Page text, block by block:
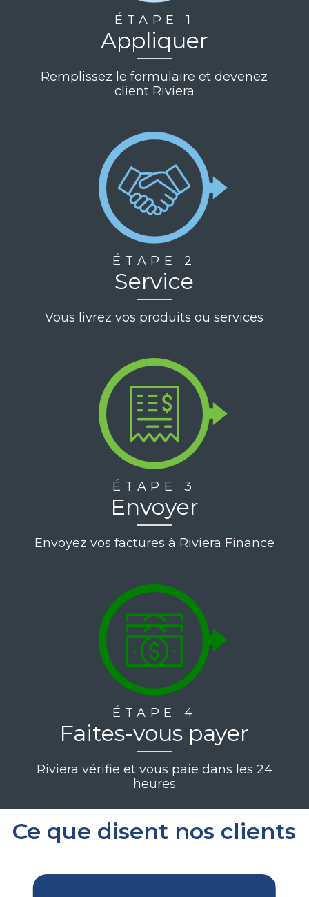
ÉTAPE 1
Appliquer
Remplissez le formulaire et devenez
client Riviera
ÉTAPE 2
Service
Vous livrez vos produits ou services
ÉTAPE 3
Envoyer
Envoyez vos factures à Riviera Finance
ÉTAPE 4
Faites-vous payer
Riviera vérifie et vous paie dans les 24
heures
Ce que disent nos clients